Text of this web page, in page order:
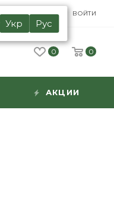
RU
Укр Рус
ВОЙТИ
0 0
АКЦИИ